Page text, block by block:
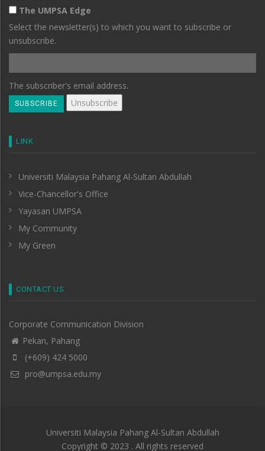
The UMPSA Edge
Select the newsletter(s) to which you want to subscribe or
unsubscribe.
The subscriber's email address.
LINK
Universiti Malaysia Pahang Al-Sultan Abdullah
Vice-Chancellor's Office
Yayasan UMPSA
My Community
My Green
CONTACT US
Corporate Communication Division
Pekan, Pahang
(+609) 424 5000
pro@umpsa.edu.my
Universiti Malaysia Pahang Al-Sultan Abdullah
Copyright © 2023 . All rights reserved